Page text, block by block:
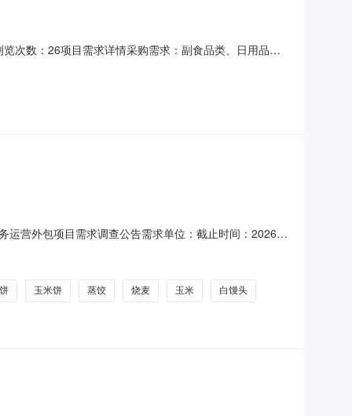
次数：26项目需求详情采购需求：副食品类、日用品
营外包项目需求调查公告需求单位：截止时间：2026-
玉米饼 蒸饺 烧麦 玉米 白馒头